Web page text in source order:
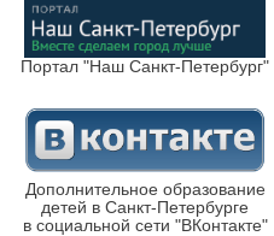
Портал "Наш Санкт-Петербург"
Дополнительное образование
детей в Санкт-Петербурге
в социальной сети "ВКонтакте"